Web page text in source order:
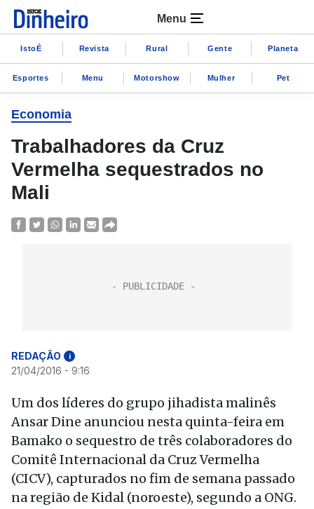
Menu
IstoÉ Revista Rural Gente Planeta
Esportes Menu Motorshow Mulher Pet
Economia
Trabalhadores da Cruz
Vermelha sequestrados no
Mali
REDAÇÃO i
21/04/2016 - 9:16
Um dos líderes do grupo jihadista malinês
Ansar Dine anunciou nesta quinta-feira em
Bamako o sequestro de três colaboradores do
Comitê Internacional da Cruz Vermelha
(CICV), capturados no fim de semana passado
na região de Kidal (noroeste), segundo a ONG.